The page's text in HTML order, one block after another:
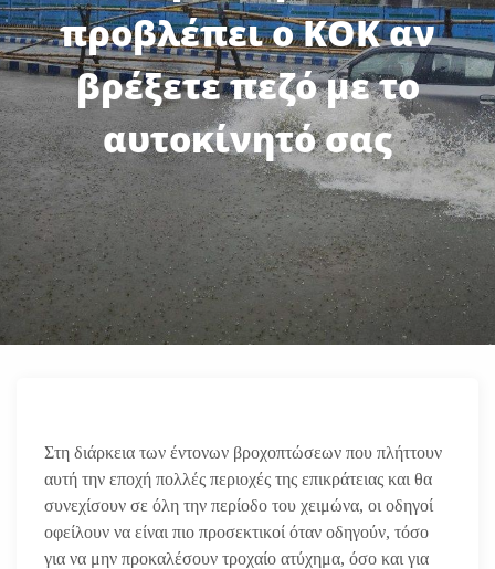
προβλέπει ο ΚΟΚ αν
βρέξετε πεζό με το
αυτοκίνητό σας
Στη διάρκεια των έντονων βροχοπτώσεων που πλήττουν
αυτή την εποχή πολλές περιοχές της επικράτειας και θα
συνεχίσουν σε όλη την περίοδο του χειμώνα, οι οδηγοί
οφείλουν να είναι πιο προσεκτικοί όταν οδηγούν, τόσο
για να μην προκαλέσουν τροχαίο ατύχημα, όσο και για